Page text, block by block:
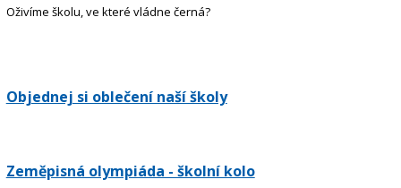
Oživíme školu, ve které vládne černá?
Objednej si oblečení naší školy
Zeměpisná olympiáda - školní kolo